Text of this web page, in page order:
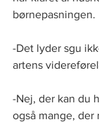
børnepasningen.
-Det lyder sgu
artens
-Nej, der kan du
også mange,